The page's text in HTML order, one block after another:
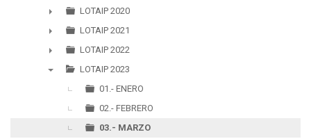
►
►
LOTAIP 2020
►
LOTAIP 2021
►
LOTAIP 2022
LOTAIP 2023
01.- ENERO
02.- FEBRERO
03.- MARZO